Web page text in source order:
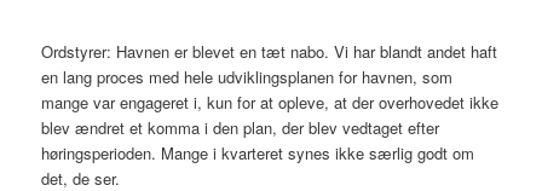
Ordstyrer: Havnen er blevet en tæt nabo. Vi har blandt andet haft
en lang proces med hele udviklingsplanen for havnen, som
mange var engageret i, kun for at opleve, at der overhovedet ikke
blev ændret et komma i den plan, der blev vedtaget efter
høringsperioden. Mange i kvarteret synes ikke særlig godt om
det, de ser.